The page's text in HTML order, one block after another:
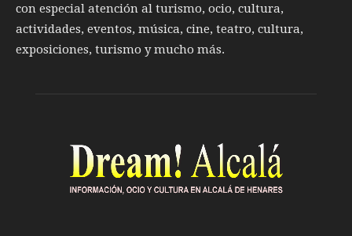
con especial atención al turismo, ocio, cultura,
actividades, eventos, música, cine, teatro, cultura,
exposiciones, turismo y mucho más.